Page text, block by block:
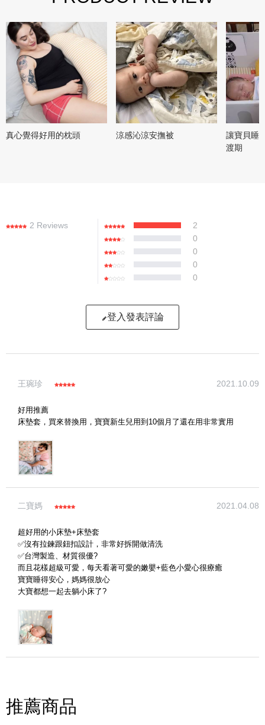
真心覺得好用的枕頭 涼感沁涼安撫被
讓寶貝睡
渡期
2 Reviews
2
0
0
0
0
登入發表評論
圖片上傳 圖片上傳
王琬珍 2021.10.09
好用推薦
床墊套，買來替換用，寶寶新生兒用到10個月了還在用非常實用
二寶媽 2021.04.08
超好用的小床墊+床墊套
✅沒有拉鍊跟鈕扣設計，非常好拆開做清洗
✅台灣製造、材質很優?
而且花樣超級可愛，每天看著可愛的嫩嬰+藍色小愛心很療癒
寶寶睡得安心，媽媽很放心
大寶都想一起去躺小床了?
推薦商品